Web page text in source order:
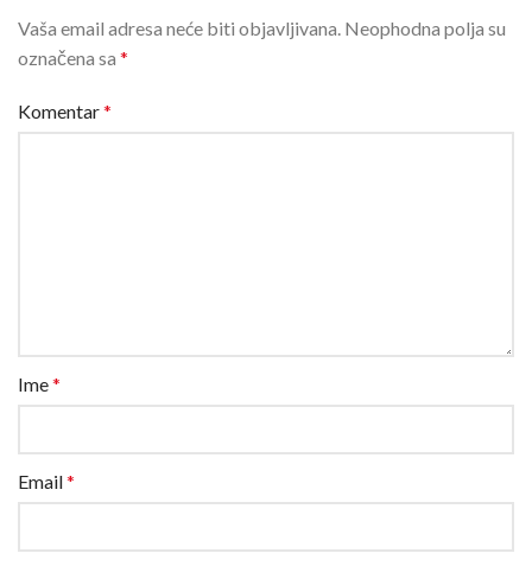
Vaša email adresa neće biti objavljivana. Neophodna polja su
označena sa *
Komentar*
Ime*
Email*